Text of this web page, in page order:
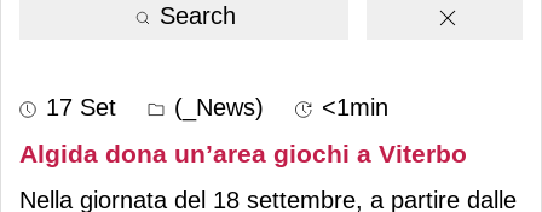
Search
17 Set (_News) <1min
Algida dona un’area giochi a Viterbo
Nella giornata del 18 settembre, a partire dalle